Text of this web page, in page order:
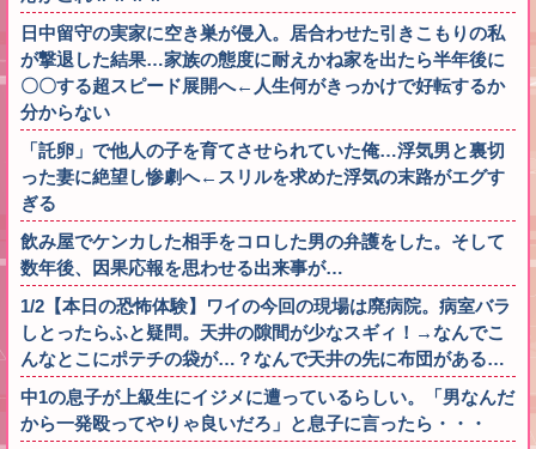
日中留守の実家に空き巣が侵入。居合わせた引きこもりの私
が撃退した結果…家族の態度に耐えかね家を出たら半年後に
〇〇する超スピード展開へ←人生何がきっかけで好転するか
分からない
「託卵」で他人の子を育てさせられていた俺…浮気男と裏切
った妻に絶望し惨劇へ←スリルを求めた浮気の末路がエグす
ぎる
飲み屋でケンカした相手をコロした男の弁護をした。そして
数年後、因果応報を思わせる出来事が…
1/2【本日の恐怖体験】ワイの今回の現場は廃病院。病室バラ
しとったらふと疑問。天井の隙間が少なスギィ！→なんでこ
んなとこにポテチの袋が…？なんで天井の先に布団がある…
中1の息子が上級生にイジメに遭っているらしい。「男なんだ
から一発殴ってやりゃ良いだろ」と息子に言ったら・・・